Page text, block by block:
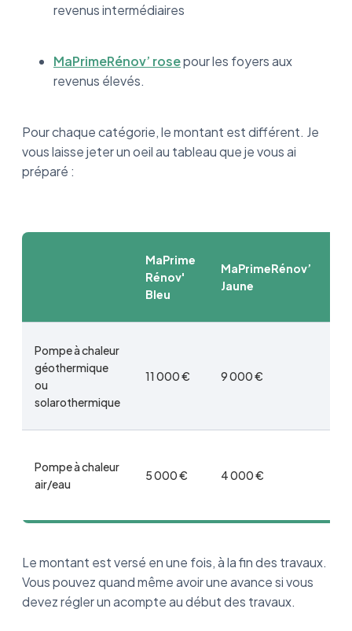
revenus intermédiaires
MaPrimeRénov’ rosepour les foyers aux
revenus élevés.
Pour chaque catégorie, le montant est différent. Je
vous laisse jeter un oeil au tableau que je vous ai
préparé :
MaPrime
Rénov'
Bleu
MaPrimeRénov’
Jaune
Pompe à chaleur
géothermique
ou
solarothermique
11 000 € 9 000 €
Pompe à chaleur
air/eau
5 000 € 4 000 €
Le montant est versé en une fois, à la fin des travaux.
Vous pouvez quand même avoir une avance si vous
devez régler un acompte au début des travaux.